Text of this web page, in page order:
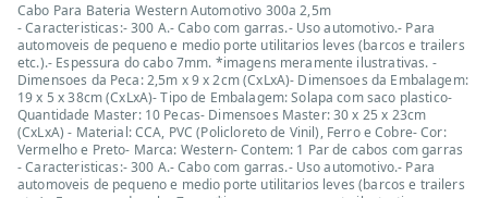
Cabo Para Bateria Western Automotivo 300a 2,5m
- Caracteristicas:- 300 A.- Cabo com garras.- Uso automotivo.- Para
automoveis de pequeno e medio porte utilitarios leves (barcos e trailers
etc.).- Espessura do cabo 7mm. *imagens meramente ilustrativas. -
Dimensoes da Peca: 2,5m x 9 x 2cm (CxLxA)- Dimensoes da Embalagem:
19 x 5 x 38cm (CxLxA)- Tipo de Embalagem: Solapa com saco plastico-
Quantidade Master: 10 Pecas- Dimensoes Master: 30 x 25 x 23cm
(CxLxA) - Material: CCA, PVC (Policloreto de Vinil), Ferro e Cobre- Cor:
Vermelho e Preto- Marca: Western- Contem: 1 Par de cabos com garras
- Caracteristicas:- 300 A.- Cabo com garras.- Uso automotivo.- Para
automoveis de pequeno e medio porte utilitarios leves (barcos e trailers